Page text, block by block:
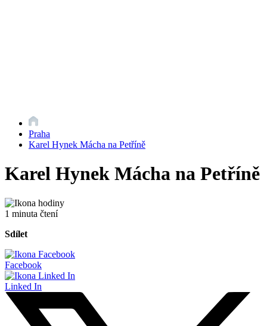
Praha
Karel Hynek Mácha na Petříně
Karel Hynek Mácha na Petříně
1 minuta čtení
Sdílet
Facebook
Linked In